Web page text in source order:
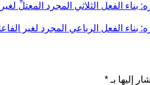
إليها بـ *